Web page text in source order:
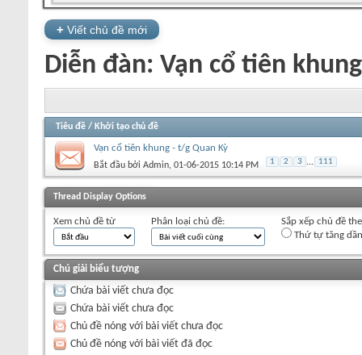
+ Viết chủ đề mới
Diễn đàn: Vạn cổ tiên khung
Tiêu đề / Khởi tạo chủ đề
Vạn cổ tiên khung - t/g Quan Kỳ
Bắt đầu bởi Admin‎, 01-06-2015 10:14 PM 1 2 3 ... 111
+Viết chủ đề mới
Thread Display Options
Xem chủ đề từ Phân loại chủ đề:
Sắp xếp chủ đề
Thứ tự tăng dần
Chú giải biểu tượng
Chứa bài viết chưa đọc
Chứa bài viết chưa đọc
Chủ đề nóng với bài viết chưa đọc
Chủ đề nóng với bài viết đã đọc